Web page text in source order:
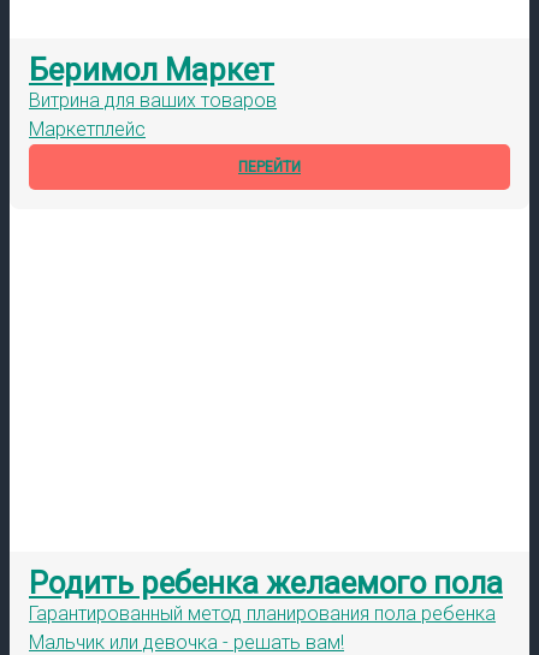
Беримол Маркет
Витрина для ваших товаров
Маркетплейс
ПЕРЕЙТИ
Родить ребенка желаемого пола
Гарантированный метод планирования пола ребенка
Мальчик или девочка - решать вам!